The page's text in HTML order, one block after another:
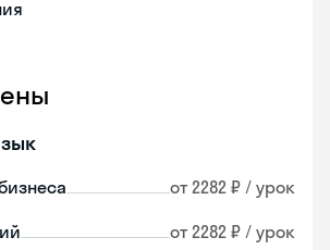
от 2282 ₽ / урок
от 2282 ₽ / урок